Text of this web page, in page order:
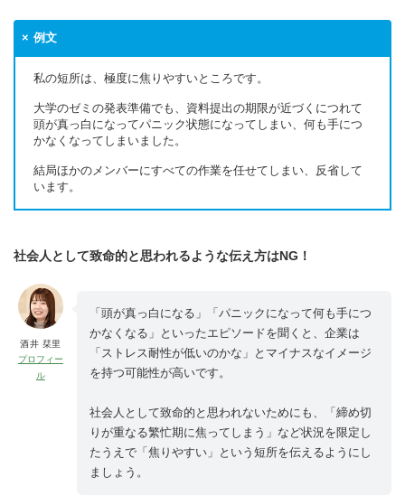
例文
私の短所は、極度に焦りやすいところです。
大学のゼミの発表準備でも、資料提出の期限が近づくにつれて
頭が真っ白になってパニック状態になってしまい、何も手につ
かなくなってしまいました。
結局ほかのメンバーにすべての作業を任せてしまい、反省して
います。
社会人として致命的と思われるような伝え方はNG！
酒井 栞里
プロフィー
ル
「頭が真っ白になる」「パニックになって何も手につ
かなくなる」といったエピソードを聞くと、企業は
「ストレス耐性が低いのかな」とマイナスなイメージ
を持つ可能性が高いです。
社会人として致命的と思われないためにも、「締め切
りが重なる繁忙期に焦ってしまう」など状況を限定し
たうえで「焦りやすい」という短所を伝えるようにし
ましょう。